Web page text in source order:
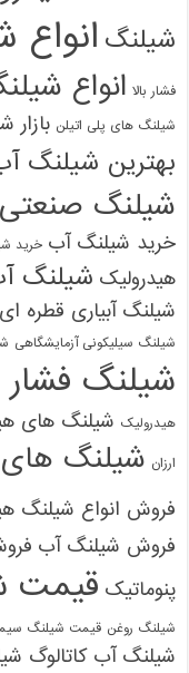
شیلنگ
فشار بالا انواع
شیلنگ های پلی اتیلن
بهترین شیلنگ
شیلنگ صنعتی
خرید شیلنگ آب خرید
هیدرولیک شیلنگ
شیلنگ آبیاری قطره ای
شیلنگ سیلیکونی آزمایشگاهی
شیلنگ
هیدرولیک شیلنگ های
ارزان شیلنگ های
فروش انواع شیلنگ
فروش شیلنگ آب
پنوماتیک قیمت
شیلنگ روغن قیمت شیلنگ
شیلنگ آب کاتالوگ